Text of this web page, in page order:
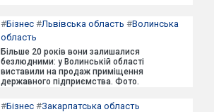
#Бізнес #Львівська область #Волинська
область
Більше 20 років вони залишалися
безлюдними: у Волинській області
виставили на продаж приміщення
державного підприємства. Фото.
#Бізнес #Закарпатська область